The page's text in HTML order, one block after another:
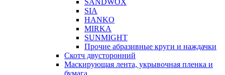
SANDWOX
SIA
HANKO
MIRKA
SUNMIGHT
Прочие абразивные круги и наждачки
Скотч двусторонний
Маскирующая лента, укрывочная пленка и
бумага